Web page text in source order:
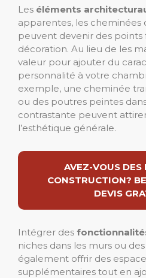
Les éléments
apparentes, les cheminées
peuvent devenir des points
décoration. Au lieu de les
valeur pour ajouter du
personnalité à votre
exemple, une cheminée
ou des poutres peintes
contrastante peuvent
l’esthétique générale.
AVEZ-VOUS DES
CONSTRUCTION?
DEVIS
Intégrer des
niches dans les murs ou
également offrir des
supplémentaires tout en